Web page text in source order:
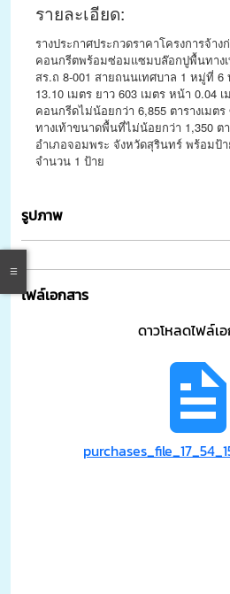
รายละเอียด:
รางประกาศประกวดราคาโครงการจ้า
คอนกรีตพร้อมซ่อมแซมบล๊อกปูพื้นทาง
สร.ถ 8-001 สายถนนเทศบาล 1 หมู่ที่ 6
13.10 เมตร ยาว 603 เมตร หน้า 0.04
คอนกรีดไม่น้อยกว่า 6,855 ตารางเม
ทางเท้าขนาดพื้นที่ไม่น้อยกว่า 1,350 ต
อำเภอจอมพระ จังหวัดสุรินทร์ พร้อมป้
จำนวน 1 ป้าย
รูปภาพ
ไฟล์เอกสาร
ดาวโหลดไฟล์เ